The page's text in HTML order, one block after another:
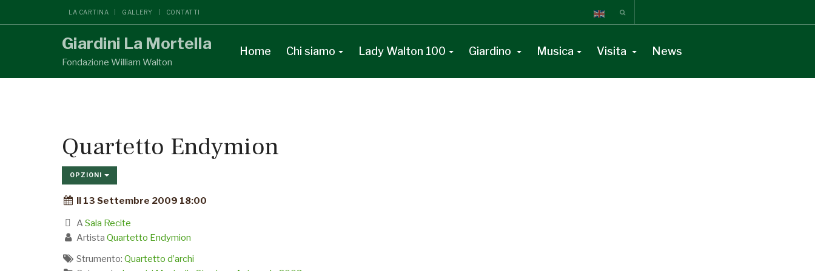
LA CARTINA GALLERY CONTATTI
Giardini La Mortella
Fondazione William Walton
Home Chi siamo Lady Walton 100 Giardino Musica Visita News
Quartetto Endymion
OPZIONI
Il 13 Settembre 2009 18:00
A Sala Recite
Artista Quartetto Endymion
Strumento: Quartetto d’archi